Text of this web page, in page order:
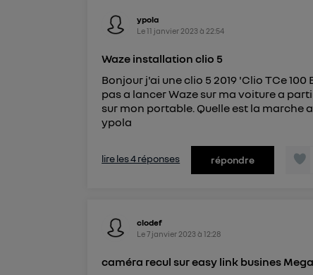
ypola
Le11 janvier 2023 à 22:54
Waze installation clio 5
Bonjour j'ai une clio 5 2019 'Clio TCe
pas a lancer Waze sur ma voiture a
sur mon portable. Quelle est la marche
ypola
lire les 4 réponses répondre
clodef
Le7 janvier 2023 à12:28
caméra recul sur easy link busines